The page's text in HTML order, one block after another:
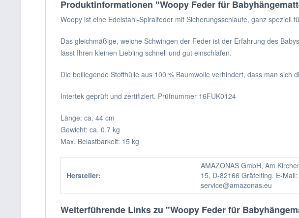
Produktinformationen "Woopy Feder für
Woopy ist eine Edelstahl-Spiralfeder mit Sicherungsschlaufe, ganz speziell
Das gleichmäßige, weiche Schwingen der Feder ist der Erfahrung des
lässt Ihren kleinen Liebling schnell und gut einschlafen.
Die beiliegende Stoffhülle aus 100 % Baumwolle verhindert, dass man sich
Intertek geprüft und zertifiziert. Prüfnummer 16FUK0124
Länge: ca. 44 cm
Gewicht: ca. 0.7 kg
Max. Belastbarkeit: 15 kg
Hersteller:
AMAZONAS GmbH, Am
15, D-82166 Gräfelfing. E-Mail:
service@amazonas.eu
Weiterführende Links zu "Woopy Feder für